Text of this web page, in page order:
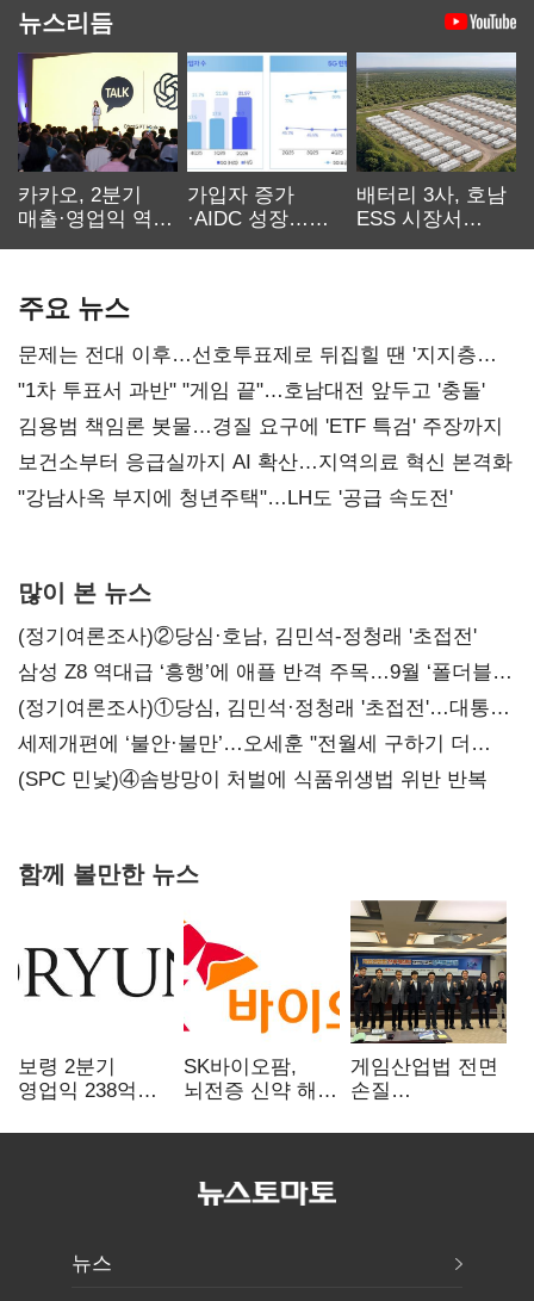
뉴스리듬
카카오, 2분기
매출·영업익 역대
가입자 증가
·AIDC 성장…
배터리 3사, 호남
ESS 시장서
주요 뉴스
문제는 전대 이후…선호투표제로 뒤집힐 땐 '지지층
불복'
"1차 투표서 과반" "게임 끝"…호남대전 앞두고 '충돌'
김용범 책임론 봇물…경질 요구에 'ETF 특검' 주장까지
보건소부터 응급실까지 AI 확산…지역의료 혁신 본격화
"강남사옥 부지에 청년주택"…LH도 '공급 속도전'
많이 본 뉴스
(정기여론조사)②당심·호남, 김민석-정청래 '초접전'
삼성 Z8 역대급 ‘흥행’에 애플 반격 주목…9월 ‘폴더블
대전’
(정기여론조사)①당심, 김민석·정청래 '초접전'…대통령
지지도 '50% 아래로'(종합)
세제개편에 ‘불안·불만’…오세훈 "전월세 구하기 더
힘들어질 것"
(SPC 민낯)④솜방망이 처벌에 식품위생법 위반 반복
함께 볼만한 뉴스
보령 2분기
영업익 238억…
SK바이오팜,
뇌전증 신약 해외
차세대 신약 개발
게임산업법 전면
손질
규제 걷고
뉴스